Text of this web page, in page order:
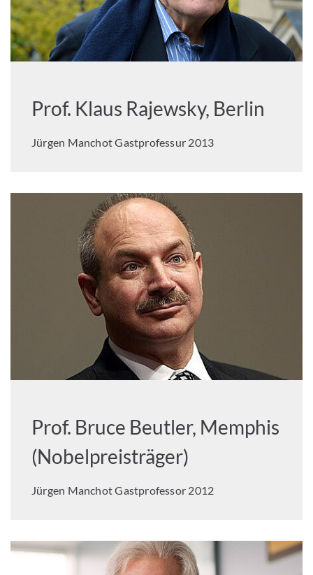
Prof. Klaus Rajewsky, Berlin
Jürgen Manchot Gastprofessur 2013
Prof. Bruce Beutler, Memphis
(Nobelpreisträger)
Jürgen Manchot Gastprofessor 2012